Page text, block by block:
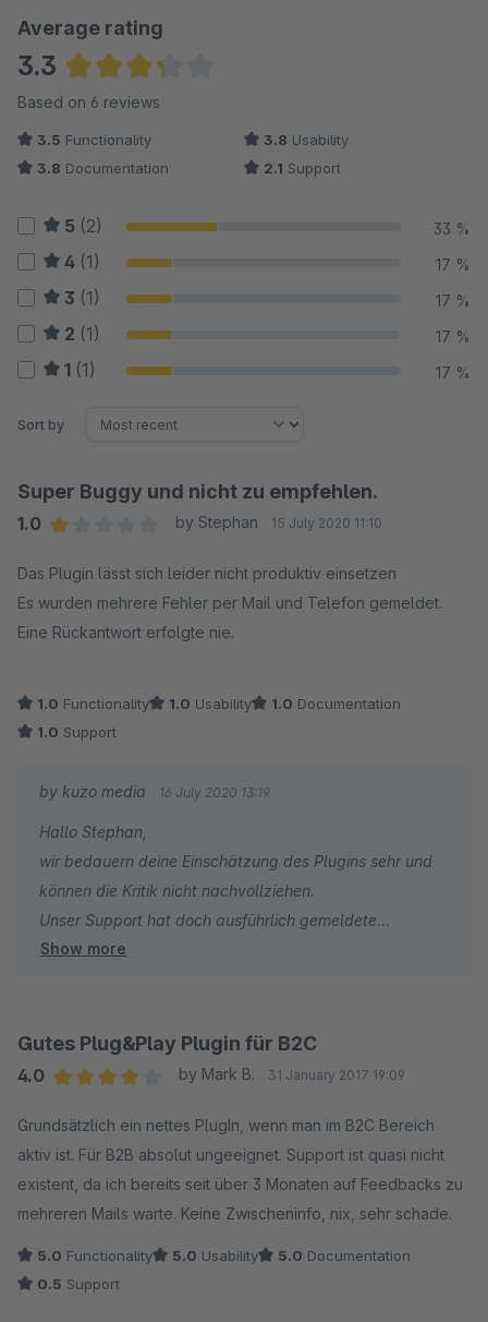
Average rating
3.3
Average rating of 3.33 out of 5 stars
Based on 6 reviews
3.5 Functionality 3.8 Usability
3.8 Documentation 2.1 Support
5 (2) 33 %
4 (1) 17 %
3 (1) 17 %
2 (1) 17 %
1 (1) 17 %
Sort by
Super Buggy und nicht zu empfehlen.
1.0
by Stephan 15 July 2020 11:10
Das Plugin lässt sich leider nicht produktiv einsetzen
Es wurden mehrere Fehler per Mail und Telefon gemeldet.
Eine Rückantwort erfolgte nie.
1.0 Functionality 1.0 Usability 1.0 Documentation
1.0 Support
by kuzo media 16 July 2020 13:19
Hallo Stephan,
wir bedauern deine Einschätzung des Plugins sehr und
können die Kritik nicht nachvollziehen.
Unser Support hat doch ausführlich gemeldete
Probleme geprüft. Da das Problem bei uns im
Systemkonfiguration oder einem anderen Plugin.
Unser Angebote Plugin wird täglich problemlos von
ein Problem in der Systemumgebung und nicht des
Plugins.
Ich hoffe wir können das Problem doch noch gemeinsam
finden und lösen.
Show more
Gutes Plug&Play Plugin für B2C
4.0
by Mark B. 31 January 2017 19:09
Grundsätzlich ein nettes PlugIn, wenn man im B2C Bereich
aktiv ist. Für B2B absolut ungeeignet. Support ist quasi nicht
existent, da ich bereits seit über 3 Monaten auf Feedbacks zu
mehreren Mails warte. Keine Zwischeninfo, nix, sehr schade.
5.0 Functionality 5.0 Usability 5.0 Documentation
0.5 Support